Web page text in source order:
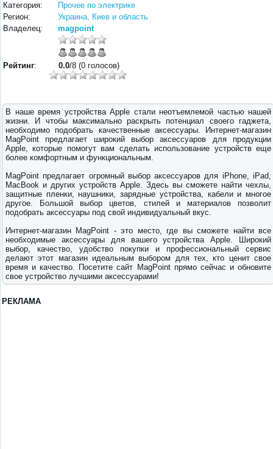
Категория:
Прочее по электрике
Регион:
Украина, Киев и область
Владелец:
magpoint
Рейтинг: 0.0/8 (0 голосов)
В наше время устройства Apple стали неотъемлемой частью нашей
жизни. И чтобы максимально раскрыть потенциал своего гаджета,
необходимо подобрать качественные аксессуары. Интернет-магазин
MagPoint предлагает широкий выбор аксессуаров для продукции
Apple, которые помогут вам сделать использование устройств еще
более комфортным и функциональным.
MagPoint предлагает огромный выбор аксессуаров для iPhone, iPad,
MacBook и других устройств Apple. Здесь вы сможете найти чехлы,
защитные пленки, наушники, зарядные устройства, кабели и многое
другое. Большой выбор цветов, стилей и материалов позволит
подобрать аксессуары под свой индивидуальный вкус.
Интернет-магазин MagPoint - это место, где вы сможете найти все
необходимые аксессуары для вашего устройства Apple. Широкий
выбор, качество, удобство покупки и профессиональный сервис
делают этот магазин идеальным выбором для тех, кто ценит свое
время и качество. Посетите сайт MagPoint прямо сейчас и обновите
свое устройство лучшими аксессуарами!
РЕКЛАМА